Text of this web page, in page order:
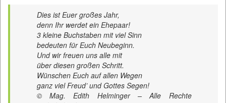
Dies ist Euer großes Jahr,
denn Ihr werdet ein Ehepaar!
3 kleine Buchstaben mit viel Sinn
bedeuten für Euch Neubeginn.
Und wir freuen uns alle mit
über diesen großen Schritt.
Wünschen Euch auf allen Wegen
ganz viel Freud’ und Gottes Segen!
© Mag. Edith Helminger – Alle Rechte